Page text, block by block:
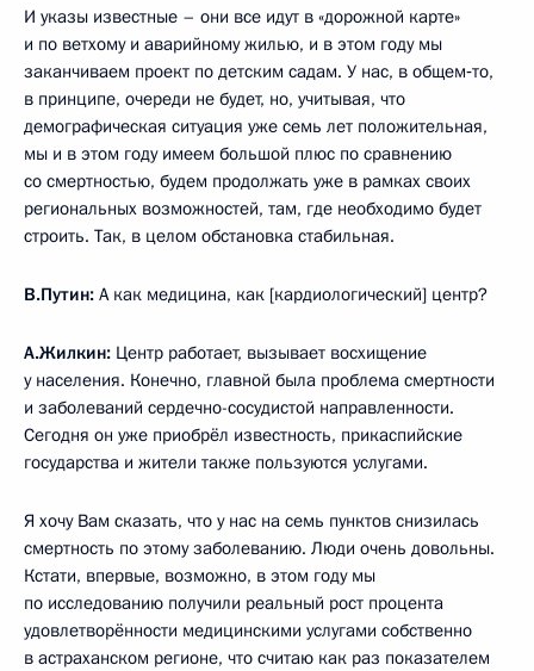
И указы известные – они все идут в «дорожной карте»
и по ветхому и аварийному жилью, и в этом году мы
заканчиваем проект по детским садам. У нас, в общем‑то,
в принципе, очереди не будет, но, учитывая, что
демографическая ситуация уже семь лет положительная,
мы и в этом году имеем большой плюс по сравнению
со смертностью, будем продолжать уже в рамках своих
региональных возможностей, там, где необходимо будет
строить. Так, в целом обстановка стабильная.
В.Путин: А как медицина, как [кардиологический] центр?
А.Жилкин: Центр работает, вызывает восхищение
у населения. Конечно, главной была проблема смертности
и заболеваний сердечно-сосудистой направленности.
Сегодня он уже приобрёл известность, прикаспийские
государства и жители также пользуются услугами.
Я хочу Вам сказать, что у нас на семь пунктов снизилась
смертность по этому заболеванию. Люди очень довольны.
Кстати, впервые, возможно, в этом году мы
по исследованию получили реальный рост процента
удовлетворённости медицинскими услугами собственно
в астраханском регионе, что считаю как раз показателем